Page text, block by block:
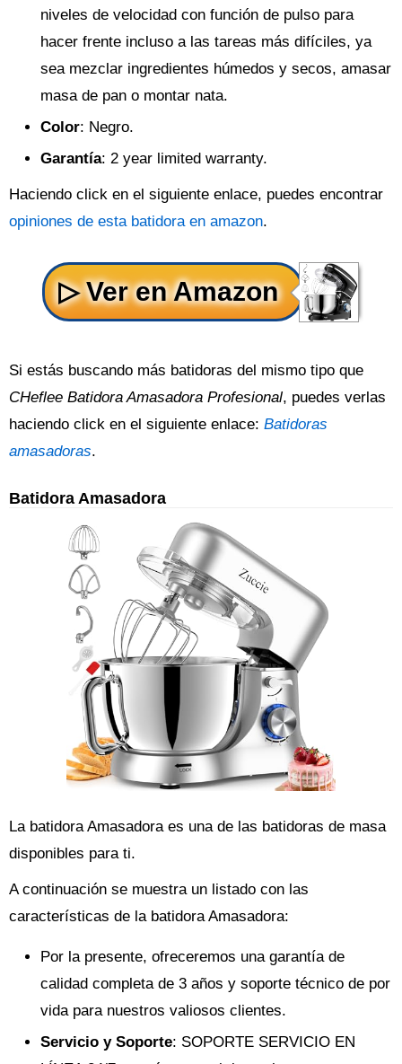
niveles de velocidad con función de pulso para
hacer frente incluso a las tareas más difíciles, ya
sea mezclar ingredientes húmedos y secos, amasar
masa de pan o montar nata.
Color: Negro.
Garantía: 2 year limited warranty.
Haciendo click en el siguiente enlace, puedes encontrar
opiniones de esta batidora en amazon.
Si estás buscando más batidoras del mismo tipo que
CHeflee Batidora Amasadora Profesional, puedes verlas
haciendo click en el siguiente enlace: Batidoras
amasadoras.
Batidora Amasadora
La batidora Amasadora es una de las batidoras de masa
disponibles para ti.
A continuación se muestra un listado con las
características de la batidora Amasadora:
Por la presente, ofreceremos una garantía de
calidad completa de 3 años y soporte técnico de por
vida para nuestros valiosos clientes.
Servicio y Soporte: SOPORTE SERVICIO EN